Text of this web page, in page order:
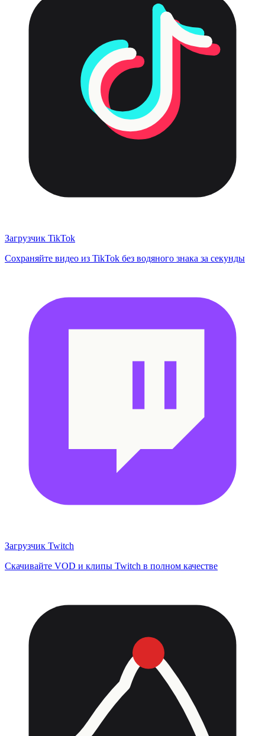
Загрузчик TikTok
Сохраняйте видео из TikTok без водяного знака за секунды
Загрузчик Twitch
Скачивайте VOD и клипы Twitch в полном качестве